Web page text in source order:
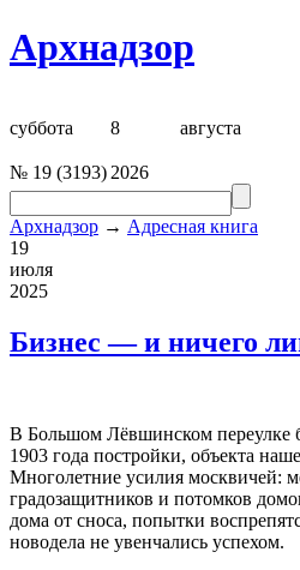
Архнадзор
суббота 8 августа
№ 19 (3193) 2026
Архнадзор → Адресная книга
19
июля
2025
Бизнес — и ничего
В Большом Лёвшинском переулке
1903 года постройки, объекта
Многолетние усилия москвичей:
градозащитников и потомков
дома от сноса, попытки
новодела не увенчались успехом.